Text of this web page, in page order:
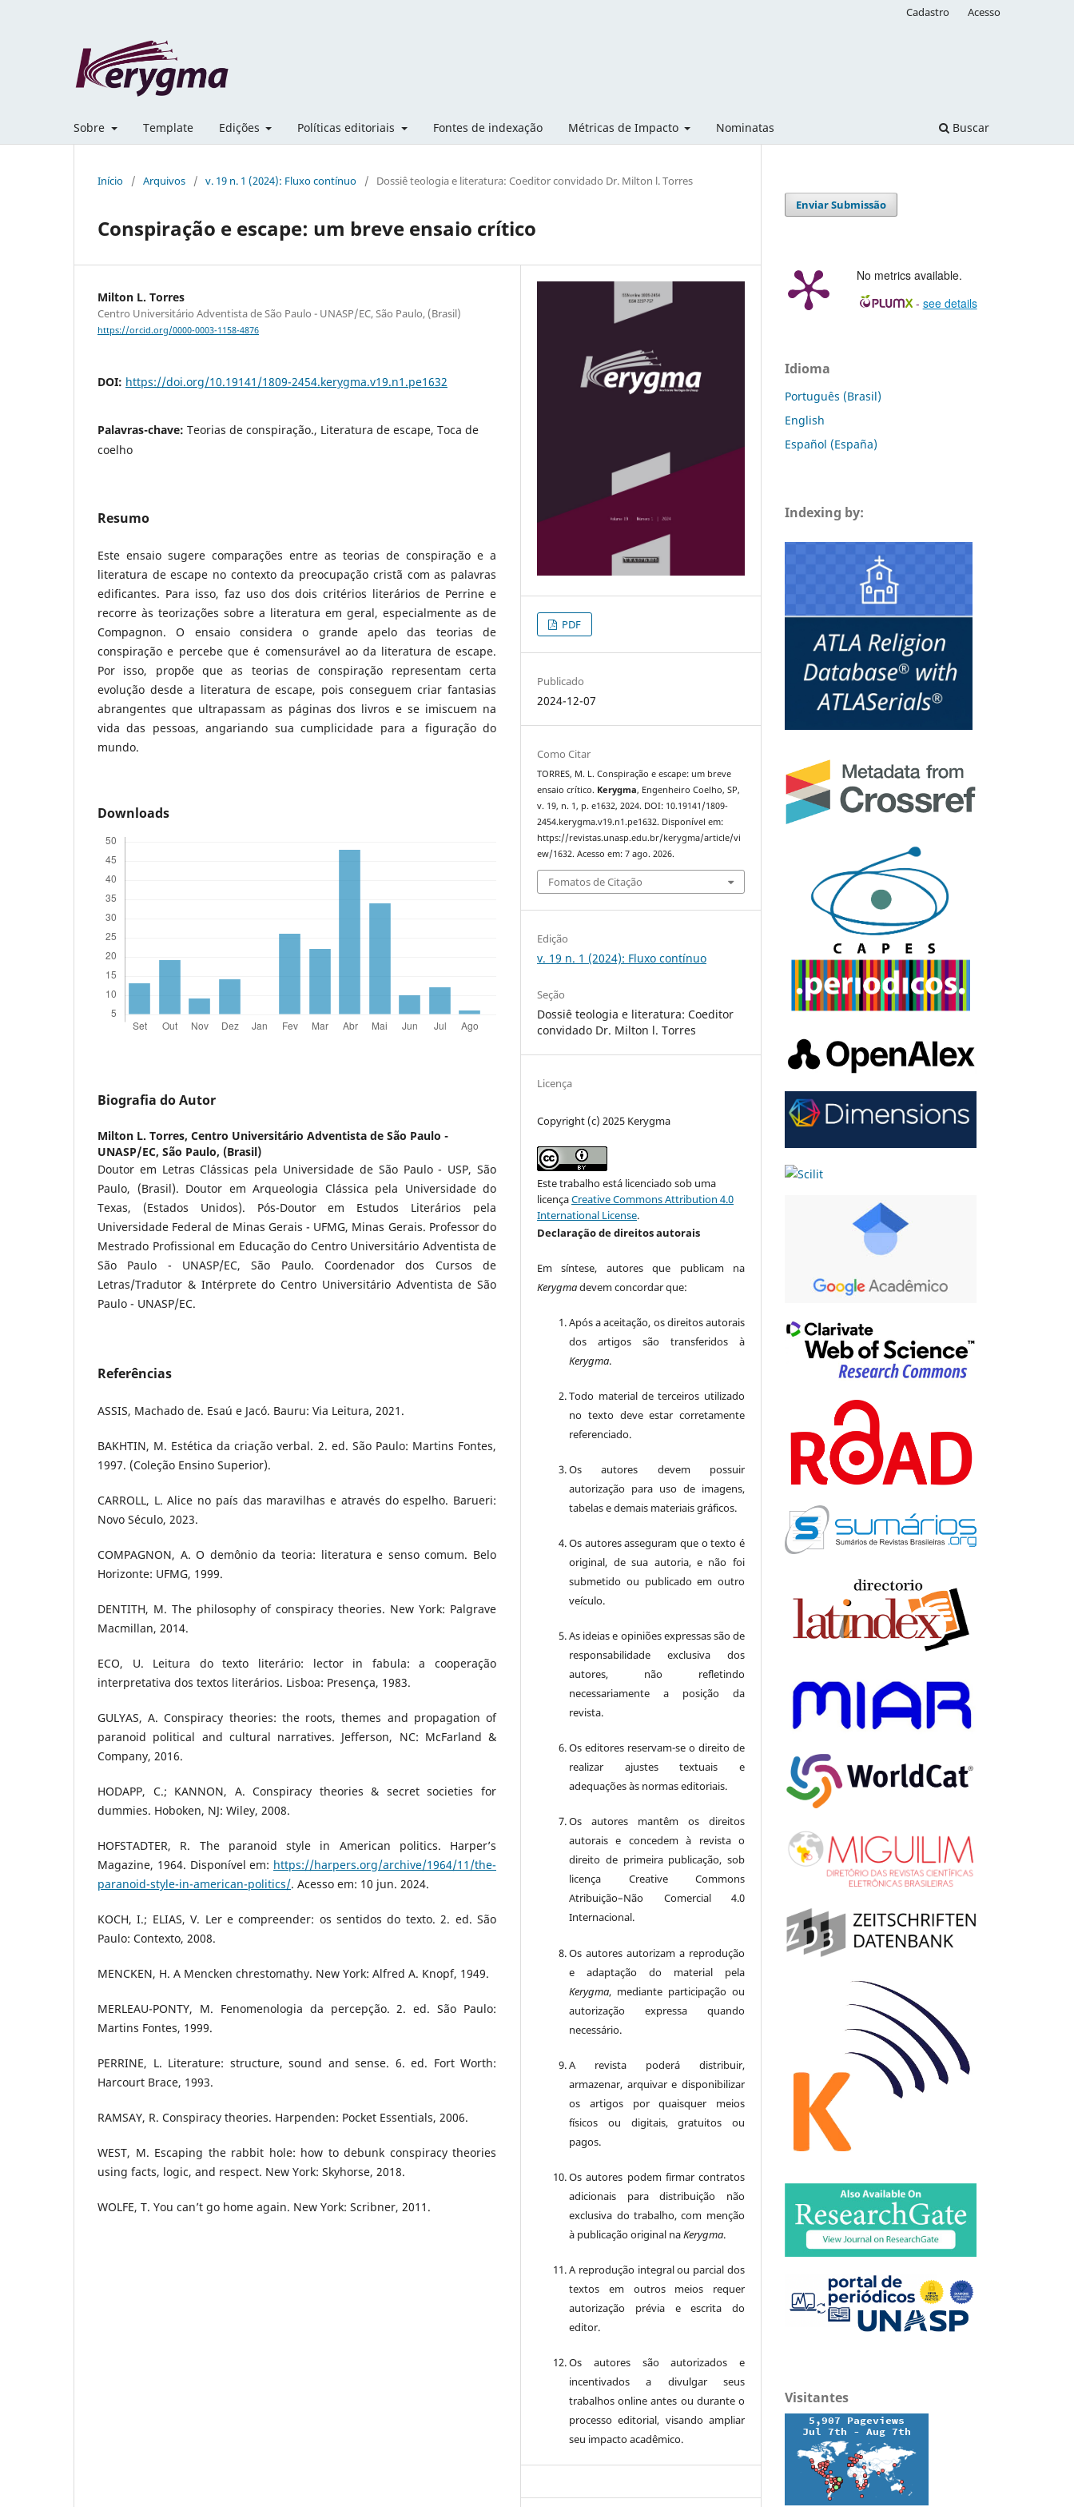
Sobre Template Edições Políticas editoriais Fontes de indexação Métricas de Impacto Nominatas Buscar
Cadastro Acesso
Início / Arquivos / v. 19 n. 1 (2024): Fluxo contínuo / Dossiê teologia e literatura: Coeditor convidado Dr. Milton l. Torres
Conspiração e escape: um breve ensaio crítico
Milton L. Torres
Centro Universitário Adventista de São Paulo - UNASP/EC, São Paulo, (Brasil)
https://orcid.org/0000-0003-1158-4876
DOI: https://doi.org/10.19141/1809-2454.kerygma.v19.n1.pe1632
Palavras-chave: Teorias de conspiração., Literatura de escape, Toca de
coelho
Resumo
Este ensaio sugere comparações entre as teorias de conspiração e a
literatura de escape no contexto da preocupação cristã com as palavras
edificantes. Para isso, faz uso dos dois critérios literários de Perrine e
recorre às teorizações sobre a literatura em geral, especialmente as de
Compagnon. O ensaio considera o grande apelo das teorias de
conspiração e percebe que é comensurável ao da literatura de escape.
Por isso, propõe que as teorias de conspiração representam certa
evolução desde a literatura de escape, pois conseguem criar fantasias
abrangentes que ultrapassam as páginas dos livros e se imiscuem na
vida das pessoas, angariando sua cumplicidade para a figuração do
mundo.
Downloads
Biografia do Autor
Milton L. Torres, Centro Universitário Adventista de São Paulo -
UNASP/EC, São Paulo, (Brasil)
Doutor em Letras Clássicas pela Universidade de São Paulo - USP, São
Paulo, (Brasil). Doutor em Arqueologia Clássica pela Universidade do
Texas, (Estados Unidos). Pós-Doutor em Estudos Literários pela
Universidade Federal de Minas Gerais - UFMG, Minas Gerais. Professor do
Mestrado Profissional em Educação do Centro Universitário Adventista de
São Paulo - UNASP/EC, São Paulo. Coordenador dos Cursos de
Letras/Tradutor & Intérprete do Centro Universitário Adventista de São
Paulo - UNASP/EC.
Referências
ASSIS, Machado de. Esaú e Jacó. Bauru: Via Leitura, 2021.
BAKHTIN, M. Estética da criação verbal. 2. ed. São Paulo: Martins Fontes,
1997. (Coleção Ensino Superior).
CARROLL, L. Alice no país das maravilhas e através do espelho. Barueri:
Novo Século, 2023.
COMPAGNON, A. O demônio da teoria: literatura e senso comum. Belo
Horizonte: UFMG, 1999.
DENTITH, M. The philosophy of conspiracy theories. New York: Palgrave
Macmillan, 2014.
ECO, U. Leitura do texto literário: lector in fabula: a cooperação
interpretativa dos textos literários. Lisboa: Presença, 1983.
GULYAS, A. Conspiracy theories: the roots, themes and propagation of
paranoid political and cultural narratives. Jefferson, NC: McFarland &
Company, 2016.
HODAPP, C.; KANNON, A. Conspiracy theories & secret societies for
dummies. Hoboken, NJ: Wiley, 2008.
HOFSTADTER, R. The paranoid style in American politics. Harper’s
Magazine, 1964. Disponível em: https://harpers.org/archive/1964/11/the-
paranoid-style-in-american-politics/. Acesso em: 10 jun. 2024.
KOCH, I.; ELIAS, V. Ler e compreender: os sentidos do texto. 2. ed. São
Paulo: Contexto, 2008.
MENCKEN, H. A Mencken chrestomathy. New York: Alfred A. Knopf, 1949.
MERLEAU-PONTY, M. Fenomenologia da percepção. 2. ed. São Paulo:
Martins Fontes, 1999.
PERRINE, L. Literature: structure, sound and sense. 6. ed. Fort Worth:
Harcourt Brace, 1993.
RAMSAY, R. Conspiracy theories. Harpenden: Pocket Essentials, 2006.
WEST, M. Escaping the rabbit hole: how to debunk conspiracy theories
using facts, logic, and respect. New York: Skyhorse, 2018.
WOLFE, T. You can’t go home again. New York: Scribner, 2011.
PDF
Publicado
2024-12-07
Como Citar
TORRES, M. L. Conspiração e escape: um breve
ensaio crítico. Kerygma, Engenheiro Coelho, SP,
v. 19, n. 1, p. e1632, 2024. DOI: 10.19141/1809-
2454.kerygma.v19.n1.pe1632. Disponível em:
https://revistas.unasp.edu.br/kerygma/article/vi
ew/1632. Acesso em: 7 ago. 2026.
Fomatos de Citação
Edição
v. 19 n. 1 (2024): Fluxo contínuo
Seção
Dossiê teologia e literatura: Coeditor
convidado Dr. Milton l. Torres
Licença
Copyright (c) 2025 Kerygma
Este trabalho está licenciado sob uma
licençaCreative Commons Attribution 4.0
International License.
Declaração de direitos autorais
Em síntese, autores que publicam na
Kerygmadevem concordar que:
Após a aceitação, os direitos autorais
dos artigos são transferidos à
Kerygma.
Todo material de terceiros utilizado
no texto deve estar corretamente
referenciado.
Os autores devem possuir
autorização para uso de imagens,
tabelas e demais materiais gráficos.
Os autores asseguram que o texto é
original, de sua autoria, e não foi
submetido ou publicado em outro
veículo.
As ideias e opiniões expressas são de
responsabilidade exclusiva dos
autores, não refletindo
necessariamente a posição da
revista.
Os editores reservam-se o direito de
realizar ajustes textuais e
adequações às normas editoriais.
Os autores mantêm os direitos
autorais e concedem à revista o
direito de primeira publicação, sob
licença Creative Commons
Atribuição–Não Comercial 4.0
Internacional.
Os autores autorizam a reprodução
e adaptação do material pela
Kerygma, mediante participação ou
autorização expressa quando
necessário.
A revista poderá distribuir,
armazenar, arquivar e disponibilizar
os artigos por quaisquer meios
físicos ou digitais, gratuitos ou
pagos.
Os autores podem firmar contratos
adicionais para distribuição não
exclusiva do trabalho, com menção
à publicação original naKerygma.
A reprodução integral ou parcial dos
textos em outros meios requer
autorização prévia e escrita do
editor.
Os autores são autorizados e
incentivados a divulgar seus
trabalhos online antes ou durante o
processo editorial, visando ampliar
seu impacto acadêmico.
Enviar Submissão
No metrics available.
- see details
Idioma
Português (Brasil)
English
Español (España)
Indexing by:
Visitantes